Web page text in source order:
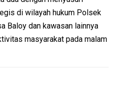
di wilayah hukum Polsek
Baloy dan kawasan lainnya
masyarakat pada malam